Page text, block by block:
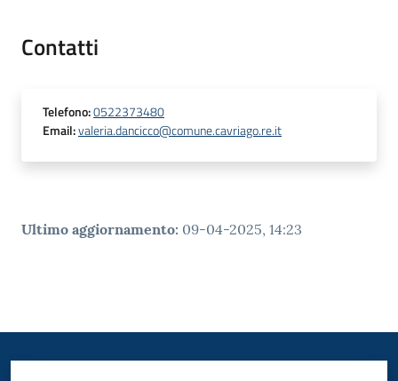
Contatti
Telefono:0522373480
Email:valeria.dancicco@comune.cavriago.re.it
Ultimo aggiornamento: 09-04-2025, 14:23